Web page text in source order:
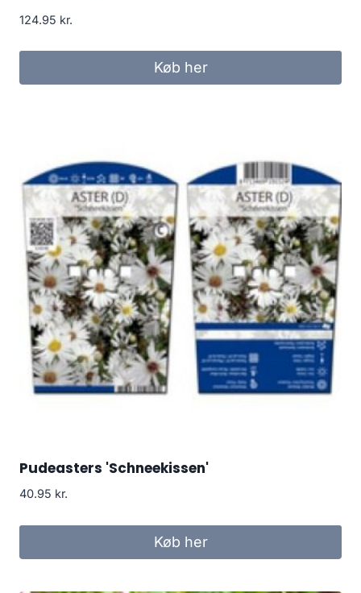
124.95 kr.
Køb her
Pudeasters 'Schneekissen'
40.95 kr.
Køb her